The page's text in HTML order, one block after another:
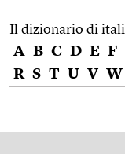
Il dizionario di
A B C D E F
R S T U V W